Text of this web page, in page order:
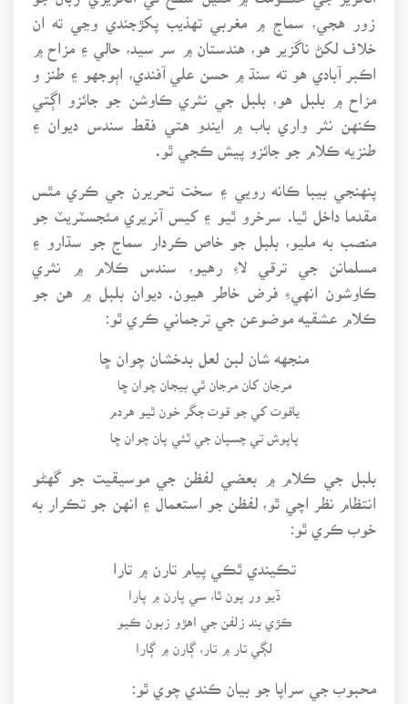
زور هجي، سماج ۾ مغربي تهذيب پکڙجندي وڃي ته ان
خلاف لکڻ ناگزير هو، هندستان ۾ سر سيد، حالي ۽ مزاح ۾
اڪبر آبادي هو ته سنڌ ۾ حسن علي آفندي، اٻوجهو ۽ طنز و
مزاح ۾ بلبل هو، بلبل جي نثري ڪاوشن جو جائزو اڳتي
ڪنهن نثر واري باب ۾ ايندو هتي فقط سندس ديوان ۽
طنزيه ڪلام جو جائزو پيش ڪجي ٿو.
پنهنجي بيبا ڪانه رويي ۽ سخت تحريرن جي ڪري مٿس
مقدما داخل ٿيا. سرخرو ٿيو ۽ کيس آنريري مئجسٽريٽ جو
منصب به مليو، بلبل جو خاص ڪردار سماج جو سڌارو ۽
مسلمانن جي ترقي لاءِ رهيو، سندس ڪلام ۾ نثري
ڪاوشون انهيءِ فرض خاطر هيون. ديوان بلبل ۾ هن جو
ڪلام عشقيه موضوعن جي ترجماني ڪري ٿو:
منجهه شان لبن لعل بدخشان چوان ڇا
مرجان کان مرجان ٿي بيجان چوان ڇا
ياقوت کي جو قوت جگر خون ٿيو هردم
پاپوش تي چسپان جي ٿئي پان چوان ڇا
بلبل جي ڪلام ۾ بعضي لفظن جي موسيقيت جو گهڻو
انتظام نظر اچي ٿو، لفظن جو استعمال ۽ انهن جو تڪرار به
تڪيندي ٿڪي پيام تارن ۾ تارا
ڏيو ور پون ٿا، سي پارن ۾ پارا
ڪڙي بند زلفن جي اهڙو زبون ڪيو
لڳي تار ۾ تار، ڳارن ۾ ڳارا
محبوب جي سراپا جو بيان ڪندي چوي ٿو: